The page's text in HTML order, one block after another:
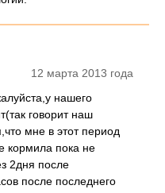
12 марта 2013 года
нашего
говорит наш
мне в этот период
кормила пока не
2дня после
после последнего